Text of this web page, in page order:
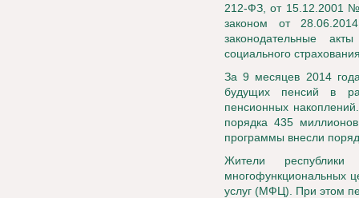
212-ФЗ, от 15.12.2001
законом от
законодательные
социального
За 9 месяцев 2014
будущих пенсий в
пенсионных
порядка 435
программы внесли
Жители
многофункциональных
услуг (МФЦ). При этом